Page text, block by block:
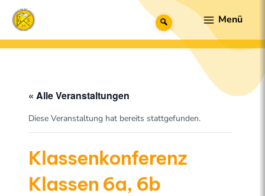
Inhalt
springen
Suche
Menu
« Alle Veranstaltungen
Diese Veranstaltung hat bereits stattgefunden.
Klassenkonferenz
Klassen 6a, 6b